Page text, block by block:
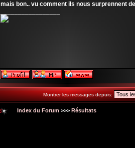
mais bon.. vu comment ils nous surprennent
_________________
Montrer les messages depuis:
Index du Forum >>> Résultats